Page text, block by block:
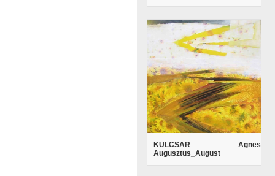
KULCSAR Agnes
Augusztus_August